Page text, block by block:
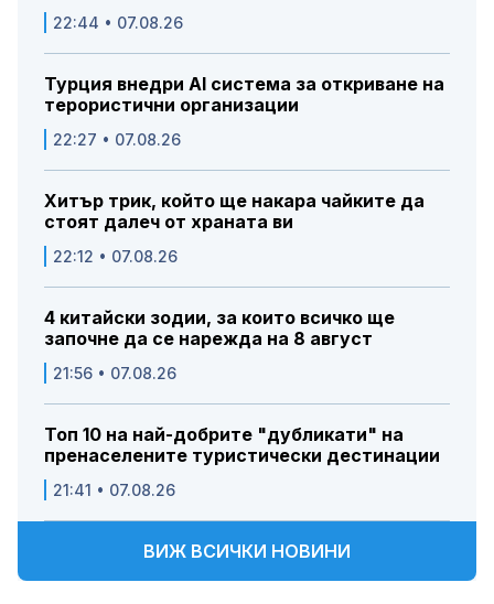
22:44 • 07.08.26
Турция внедри AI система за откриване на
терористични организации
22:27 • 07.08.26
Хитър трик, който ще накара чайките да
стоят далеч от храната ви
22:12 • 07.08.26
4 китайски зодии, за които всичко ще
започне да се нарежда на 8 август
21:56 • 07.08.26
Топ 10 на най-добрите "дубликати" на
пренаселените туристически дестинации
21:41 • 07.08.26
ВИЖ ВСИЧКИ НОВИНИ